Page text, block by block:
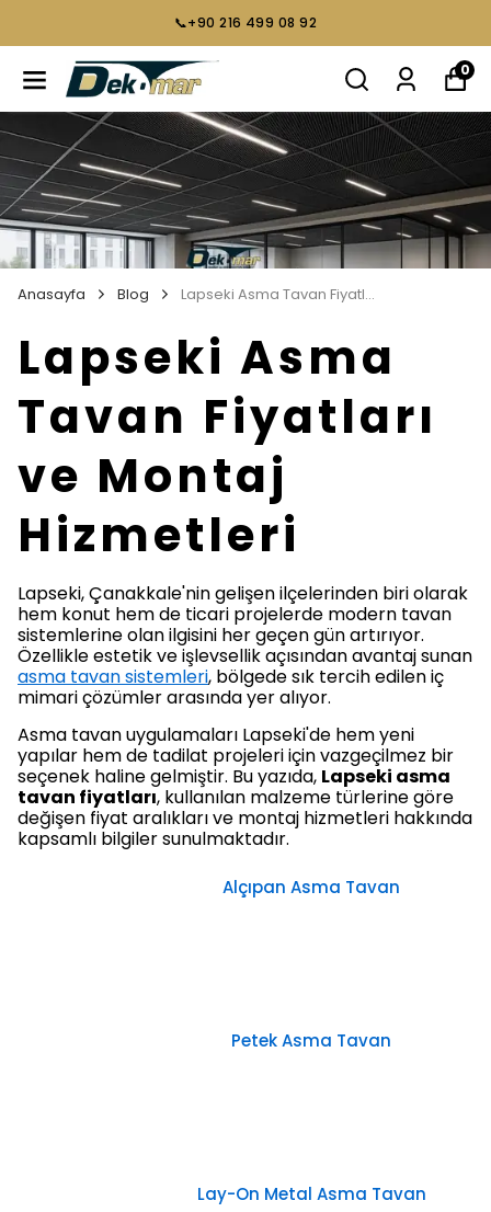
📞+90 216 499 08 92
0
Anasayfa Blog Lapseki Asma Tavan Fiyatları ve Montaj Hizmetleri
Lapseki Asma
Tavan Fiyatları
ve Montaj
Hizmetleri
Lapseki, Çanakkale'nin gelişen ilçelerinden biri olarak
hem konut hem de ticari projelerde modern tavan
sistemlerine olan ilgisini her geçen gün artırıyor.
Özellikle estetik ve işlevsellik açısından avantaj sunan
asma tavan sistemleri, bölgede sık tercih edilen iç
mimari çözümler arasında yer alıyor.
Asma tavan uygulamaları Lapseki'de hem yeni
yapılar hem de tadilat projeleri için vazgeçilmez bir
seçenek haline gelmiştir. Bu yazıda, Lapseki asma
tavan fiyatları, kullanılan malzeme türlerine göre
değişen fiyat aralıkları ve montaj hizmetleri hakkında
kapsamlı bilgiler sunulmaktadır.
Alçıpan Asma Tavan
Petek Asma Tavan
Lay-On Metal Asma Tavan